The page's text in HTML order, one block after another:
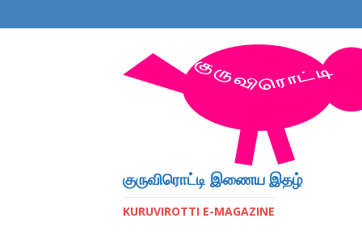
குருவிரொட்டி இணைய இதழ்
KURUVIROTTI E-MAGAZINE